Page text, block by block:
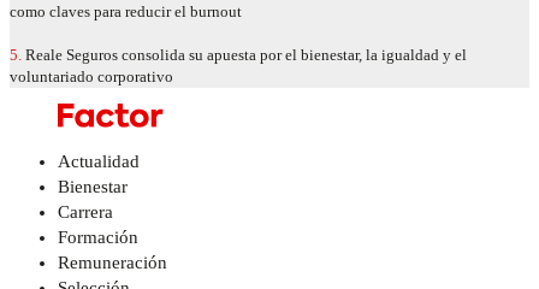
como claves para reducir el burnout
5. Reale Seguros consolida su apuesta por el bienestar, la igualdad y el
voluntariado corporativo
Actualidad
Bienestar
Carrera
Formación
Remuneración